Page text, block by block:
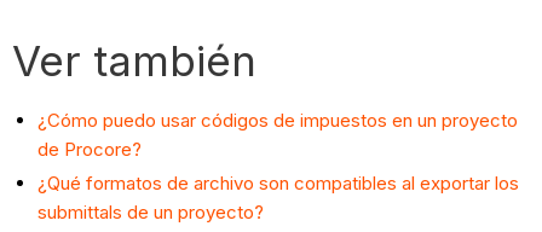
Ver también
¿Cómo puedo usar códigos de impuestos en un proyecto
de Procore?
¿Qué formatos de archivo son compatibles al exportar los
submittals de un proyecto?